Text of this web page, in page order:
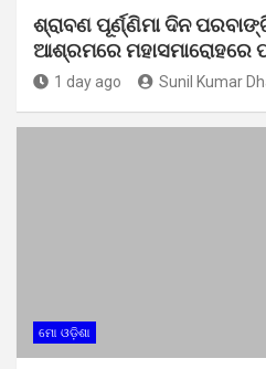
ଶ୍ରାବଣ ପୂର୍ଣ୍ଣିମା ଦିନ
ଆଶ୍ରମରେ ମହାସମାରୋହରେ
1 day ago Sunil Kumar
ମୋ ଓଡ଼ିଶା